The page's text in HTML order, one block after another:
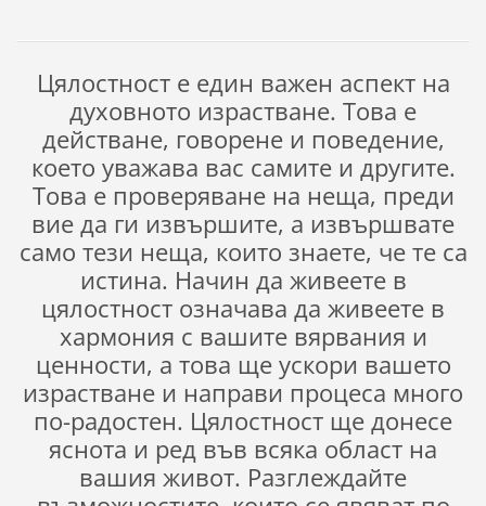
Цялостност е един важен аспект на
духовното израстване. Това е
действане, говорене и поведение,
което уважава вас самите и другите.
Това е проверяване на неща, преди
вие да ги извършите, а извършвате
само тези неща, които знаете, че те са
истина. Начин да живеете в
цялостност означава да живеете в
хармония с вашите вярвания и
ценности, а това ще ускори вашето
израстване и направи процеса много
по-радостен. Цялостност ще донесе
яснота и ред във всяка област на
вашия живот. Разглеждайте